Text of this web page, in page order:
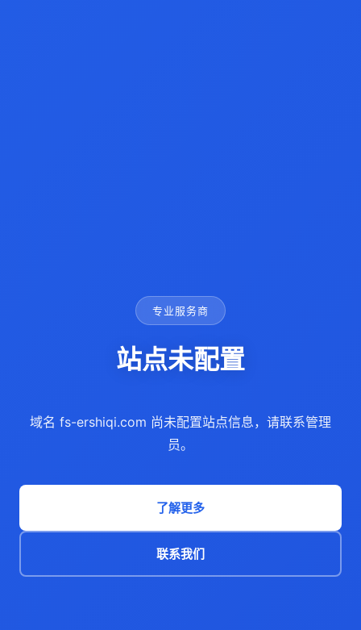
专业服务商
站点未配置
域名 fs-ershiqi.com 尚未配置站点信息，请联系管理
员。
了解更多
联系我们